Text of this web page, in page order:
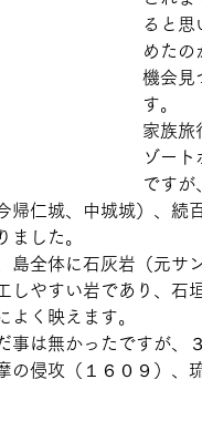
ると思
めたの
機会見
す。
家族旅
ゾート
ですが
帰仁城、中城城）、続
ました。
島全体に石灰岩（元サ
しやすい岩であり、石
よく映えます。
事は無かったですが、
の侵攻（１６０９）、